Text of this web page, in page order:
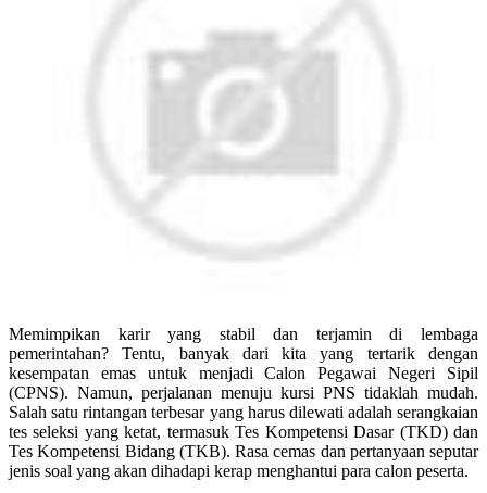
Memimpikan karir yang stabil dan terjamin di lembaga
pemerintahan? Tentu, banyak dari kita yang tertarik dengan
kesempatan emas untuk menjadi Calon Pegawai Negeri Sipil
(CPNS). Namun, perjalanan menuju kursi PNS tidaklah mudah.
Salah satu rintangan terbesar yang harus dilewati adalah serangkaian
tes seleksi yang ketat, termasuk Tes Kompetensi Dasar (TKD) dan
Tes Kompetensi Bidang (TKB). Rasa cemas dan pertanyaan seputar
jenis soal yang akan dihadapi kerap menghantui para calon peserta.